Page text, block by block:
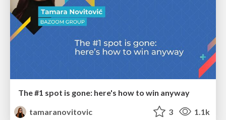
The #1 spot is gone: here's how to win anyway
tamaranovitovic
3 1.1k